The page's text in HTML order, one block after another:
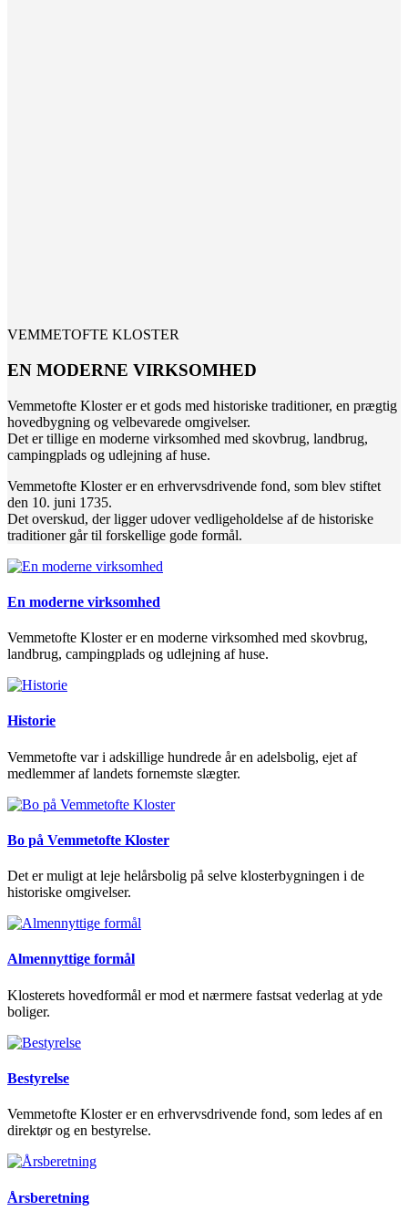
VEMMETOFTE KLOSTER
EN MODERNE VIRKSOMHED
Vemmetofte Kloster er et gods med historiske traditioner, en prægtig
hovedbygning og velbevarede omgivelser.
Det er tillige en moderne virksomhed med skovbrug, landbrug,
campingplads og udlejning af huse.
Vemmetofte Kloster er en erhvervsdrivende fond, som blev stiftet
den 10. juni 1735.
Det overskud, der ligger udover vedligeholdelse af de historiske
traditioner går til forskellige gode formål.
En moderne virksomhed
Vemmetofte Kloster er en moderne virksomhed med skovbrug,
landbrug, campingplads og udlejning af huse.
Historie
Vemmetofte var i adskillige hundrede år en adelsbolig, ejet af
medlemmer af landets fornemste slægter.
Bo på Vemmetofte Kloster
Det er muligt at leje helårsbolig på selve klosterbygningen i de
historiske omgivelser.
Almennyttige formål
Klosterets hovedformål er mod et nærmere fastsat vederlag at yde
boliger.
Bestyrelse
Vemmetofte Kloster er en erhvervsdrivende fond, som ledes af en
direktør og en bestyrelse.
Årsberetning